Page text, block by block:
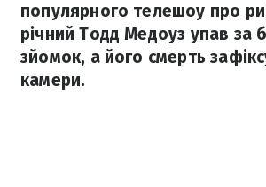
популярного телешоу про
річний Тодд Медоуз упав за
зйомок, а його смерть
камери.